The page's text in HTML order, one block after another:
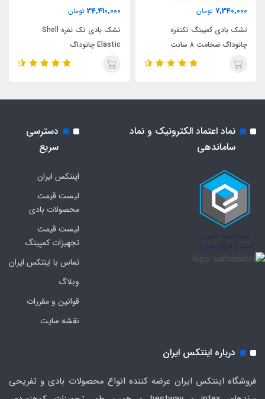
7,340,000 تومان
تشک بادی کمپینگ تکنفره
چانوداگ ضخامت 8 سانت
34,410,000 تومان
تشک بادی تک نفره Shell
Elastic چانوداگ
نماد اعتماد الکترونیک و نماد
ساماندهی
دسترسی
سریع
اینتکس ایران
لیست قیمت
محصولات بادی
لیست قیمت
تجهیزات کمپینگ
تماس با اینتکس ایران
وبلاگ
قوانین و مقررات
نقشه سایت
درباره اینتکس ایران
فروشگاه اینتکس ایران عرضه کننده انواع محصولات بادی و تفریحی